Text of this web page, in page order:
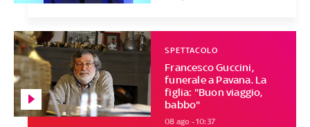
Francesco Guccini,
funerale a Pavana. La
figlia: "Buon viaggio,
babbo"
SPETTACOLO
08 ago - 10:37